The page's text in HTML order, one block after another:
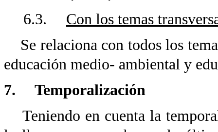
6.3. Con los temas
Se relaciona con todos los
educación medio- ambiental y
7. Temporalización
Teniendo en cuenta la